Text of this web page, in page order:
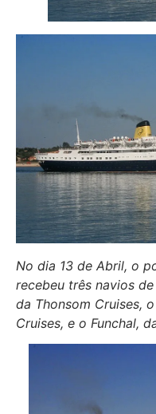
No dia 13 de Abril, o
recebeu três navios
da Thonsom Cruises,
Cruises, e o Funchal,